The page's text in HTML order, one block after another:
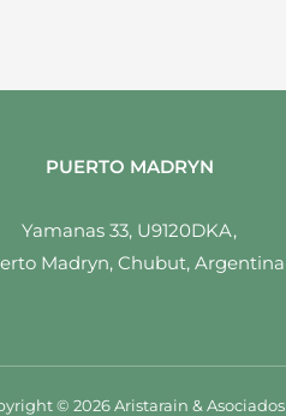
PUERTO MADRYN
Yamanas 33, U9120DKA,
Madryn, Chubut, Argentina
© 2026 Aristarain & Asociados